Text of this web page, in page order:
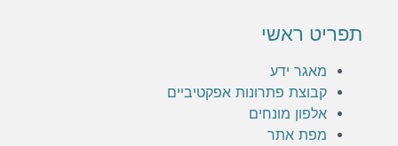
תפריט ראשי
מאגר ידע
קבוצת פתרונות אפקטיביים
אלפון מונחים
מפת אתר